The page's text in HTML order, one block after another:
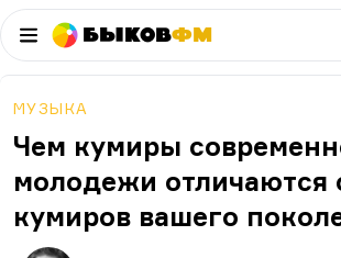
БыковФМ
МУЗЫКА
Чем кумиры
молодежи отличаются
кумиров вашего